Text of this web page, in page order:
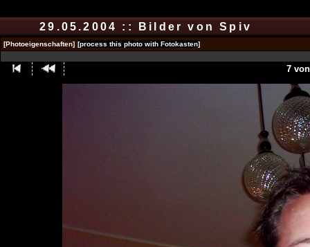
29.05.2004 :: Bilder von Spiv
[Photoeigenschaften] [process this photo with Fotokasten]
7